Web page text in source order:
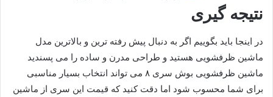
نتیجه گیری
در اینجا باید بگوییم اگر به دنبال پیش رفته ترین و بالاترین مدل
ماشین ظرفشویی هستید و طراحی مدرن و ساده را می پسندید
ماشین‌ ظرفشویی بوش سری ۸ می تواند انتخاب بسیار مناسبی
برای شما محسوب شود اما دقت کنید که قیمت این سری از ماشین